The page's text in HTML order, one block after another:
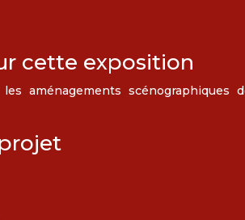
cette exposition
aménagements scénographiques